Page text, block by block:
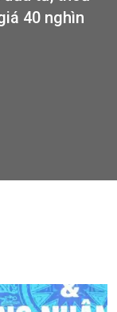
40 nghìn